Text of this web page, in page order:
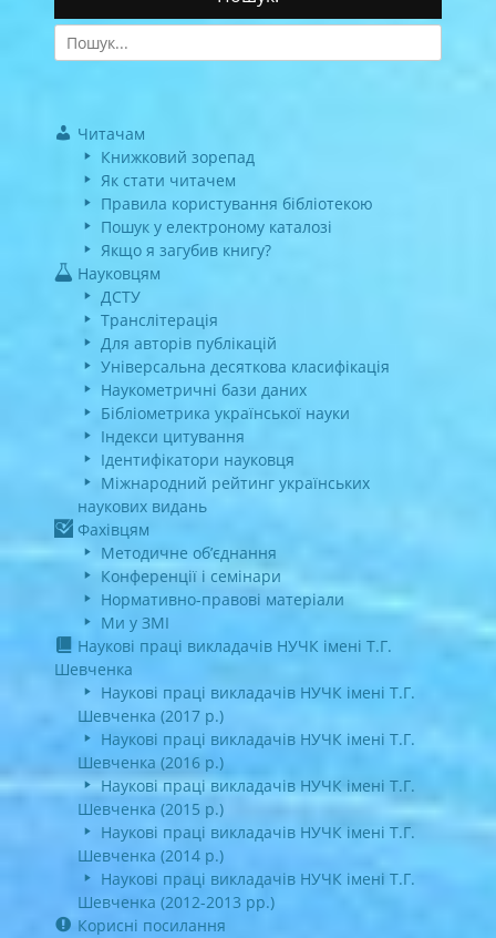
Search
for:
Читачам
Книжковий зорепад
Як стати читачем
Правила користування бібліотекою
Пошук у електроному каталозі
Якщо я загубив книгу?
Науковцям
ДСТУ
Транслітерація
Для авторів публікацій
Універсальна десяткова класифікація
Наукометричні бази даних
Бібліометрика української науки
Індекси цитування
Ідентифікатори науковця
Міжнародний рейтинг українських
наукових видань
Фахівцям
Методичне об’єднання
Конференції і семінари
Нормативно-правові матеріали
Ми у ЗМІ
Наукові праці викладачів НУЧК імені Т.Г.
Шевченка
Наукові праці викладачів НУЧК імені Т.Г.
Шевченка (2017 р.)
Наукові праці викладачів НУЧК імені Т.Г.
Шевченка (2016 р.)
Наукові праці викладачів НУЧК імені Т.Г.
Шевченка (2015 р.)
Наукові праці викладачів НУЧК імені Т.Г.
Шевченка (2014 р.)
Наукові праці викладачів НУЧК імені Т.Г.
Шевченка (2012-2013 рр.)
Корисні посилання